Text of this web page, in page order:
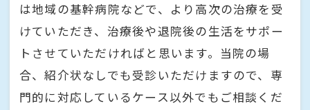
は地域の基幹病院などで、より高次の治療を受
けていただき、治療後や退院後の生活をサポー
トさせていただければと思います。当院の場
合、紹介状なしでも受診いただけますので、専
門的に対応しているケース以外でもご相談くだ